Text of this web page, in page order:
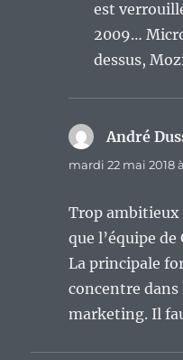
est
2009…
dessus,
André
mardi 22 mai 2018
Trop ambitieux
que l’équipe
La principale
concentre
marketing. Il